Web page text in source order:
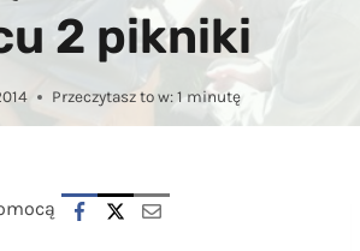
2 pikniki
Przeczytasz to w: 1minutę